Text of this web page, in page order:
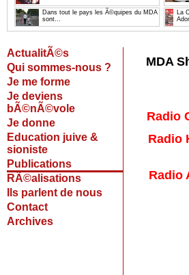
Dans tout le pays les Ã©quipes du MDA
sont...
La
ActualitÃ©s
Qui sommes-nous ?
Je me forme
Je deviens
bÃ©nÃ©vole
Je donne
Education juive &
sioniste
Publications
RÃ©alisations
Ils parlent de nous
Contact
Archives
MDA
Radio
Radio
Radio